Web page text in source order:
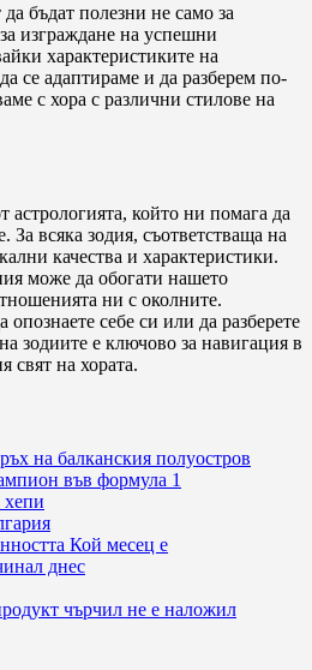
бъдат полезни не само за
изграждане на успешни
характеристиките на
се адаптираме и да разберем по-
с хора с различни стилове на
астрологията, който ни помага да
За всяка зодия, съответстваща на
качества и характеристики.
може да обогати нашето
ни с околните.
себе си или да разберете
зодиите е ключово за навигация в
свят на хората.
на балканския полуостров
във формула 1
хепи
Кой месец е
днес
чърчил не е наложил